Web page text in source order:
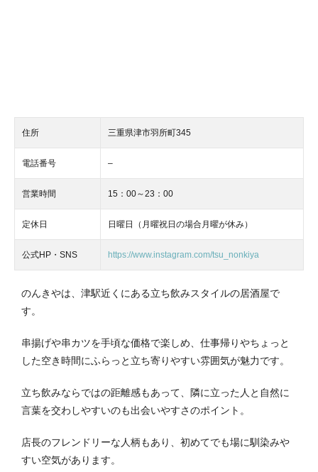
住所 三重県津市羽所町345
電話番号 –
営業時間 15：00～23：00
定休日 日曜日（月曜祝日の場合月曜が休み）
公式HP・SNS https://www.instagram.com/tsu_nonkiya
のんきやは、津駅近くにある立ち飲みスタイルの居酒屋で
す。
串揚げや串カツを手頃な価格で楽しめ、仕事帰りやちょっと
した空き時間にふらっと立ち寄りやすい雰囲気が魅力です。
立ち飲みならではの距離感もあって、隣に立った人と自然に
言葉を交わしやすいのも出会いやすさのポイント。
店長のフレンドリーな人柄もあり、初めてでも場に馴染みや
すい空気があります。